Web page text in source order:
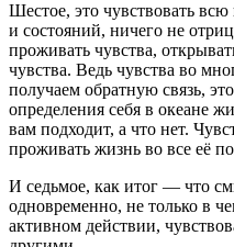
Шестое, это чувствовать
и состояний, ничего не
проживать чувства,
чувства. Ведь чувства во
получаем обратную связь,
определения себя в океане
вам подходит, а что нет.
проживать жизнь во все её
И седьмое, как итог — что
одновременно, не только в
активном действии,